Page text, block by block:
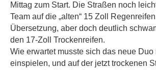
Mittag zum Start. Die Straßen noch
Team auf die „alten“ 15 Zoll
Übersetzung, aber doch deutlich
den 17-Zoll Trockenreifen.
Wie erwartet musste sich das neue
einspielen, und auf der jetzt trockenen